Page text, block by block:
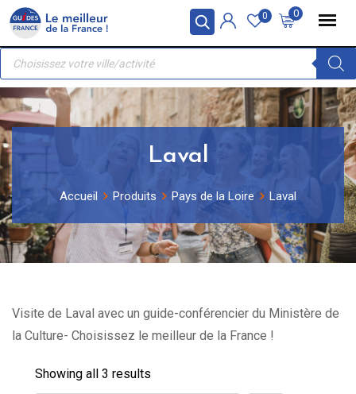
Panneau de gestion des cookies
Skip
content
0
0
Recherche
produits
Laval
Accueil Produits Pays de la Loire Laval
Visite de Laval avec un guide-conférencier du Ministère de
la Culture- Choisissez le meilleur de la France !
Showing all 3 results